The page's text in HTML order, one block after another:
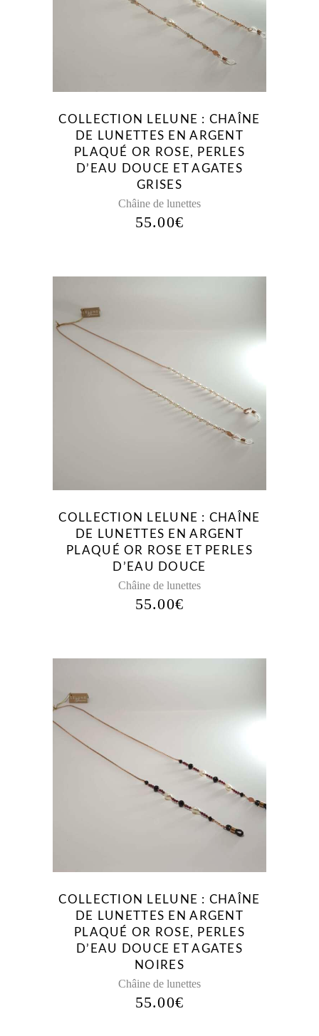
COLLECTION LELUNE : CHAÎNE
DE LUNETTES EN ARGENT
PLAQUÉ OR ROSE, PERLES
D’EAU DOUCE ET AGATES
GRISES
Châine de lunettes
55.00€
COLLECTION LELUNE : CHAÎNE
DE LUNETTES EN ARGENT
PLAQUÉ OR ROSE ET PERLES
D’EAU DOUCE
Châine de lunettes
55.00€
COLLECTION LELUNE : CHAÎNE
DE LUNETTES EN ARGENT
PLAQUÉ OR ROSE, PERLES
D’EAU DOUCE ET AGATES
NOIRES
Châine de lunettes
55.00€